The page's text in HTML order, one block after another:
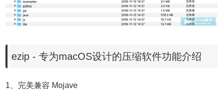
ezip - 专为macOS设计的压缩软件功能介绍
1、完美兼容 Mojave